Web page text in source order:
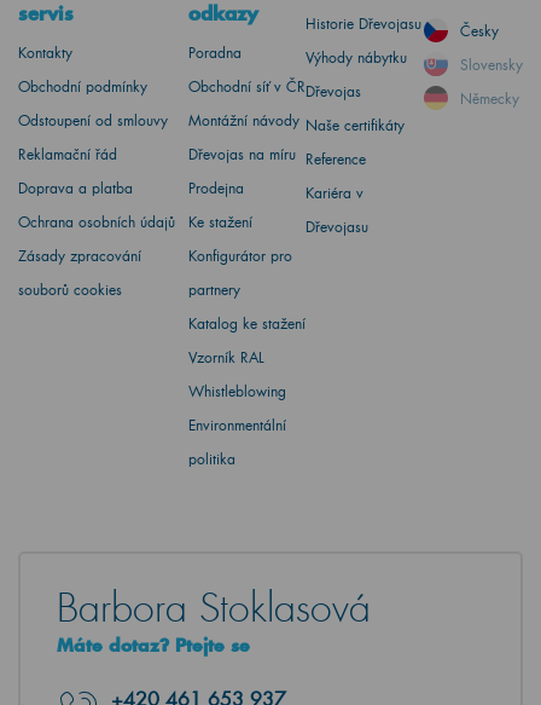
servis
Kontakty
Obchodní podmínky
Odstoupení od smlouvy
Reklamační řád
Doprava a platba
Ochrana osobních údajů
Zásady zpracování
souborů cookies
odkazy
Poradna
Obchodní síť v ČR
Montážní návody
Dřevojas na míru
Prodejna
Ke stažení
Konfigurátor pro
partnery
Katalog ke stažení
Vzorník RAL
Whistleblowing
Environmentální
politika
Historie Dřevojasu
Výhody nábytku
Dřevojas
Naše certifikáty
Reference
Kariéra v
Dřevojasu
Česky
Slovensky
Německy
Barbora Stoklasová
Máte dotaz? Ptejte se
+420 461 653 937